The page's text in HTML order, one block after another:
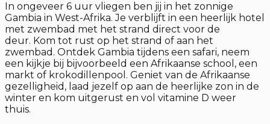
In ongeveer 6 uur vliegen ben jij in het zonnige
Gambia in West-Afrika. Je verblijft in een heerlijk hotel
met zwembad met het strand direct voor de
deur. Kom tot rust op het strand of aan het
zwembad. Ontdek Gambia tijdens een safari, neem
een kijkje bij bijvoorbeeld een Afrikaanse school, een
markt of krokodillenpool. Geniet van de Afrikaanse
gezelligheid, laad jezelf op aan de heerlijke zon in de
winter en kom uitgerust en vol vitamine D weer
thuis.